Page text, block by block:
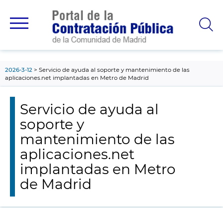
principal
2026-3-12
Servicio de ayuda al soporte y mantenimiento de las
aplicaciones.net implantadas en Metro de Madrid
Servicio de ayuda al
soporte y
mantenimiento de las
aplicaciones.net
implantadas en Metro
de Madrid